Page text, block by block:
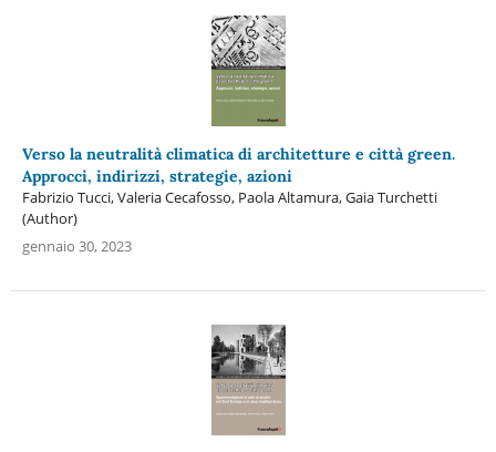
Verso la neutralità climatica di architetture e città green.
Approcci, indirizzi, strategie, azioni
Fabrizio Tucci, Valeria Cecafosso, Paola Altamura, Gaia Turchetti
(Author)
gennaio 30, 2023